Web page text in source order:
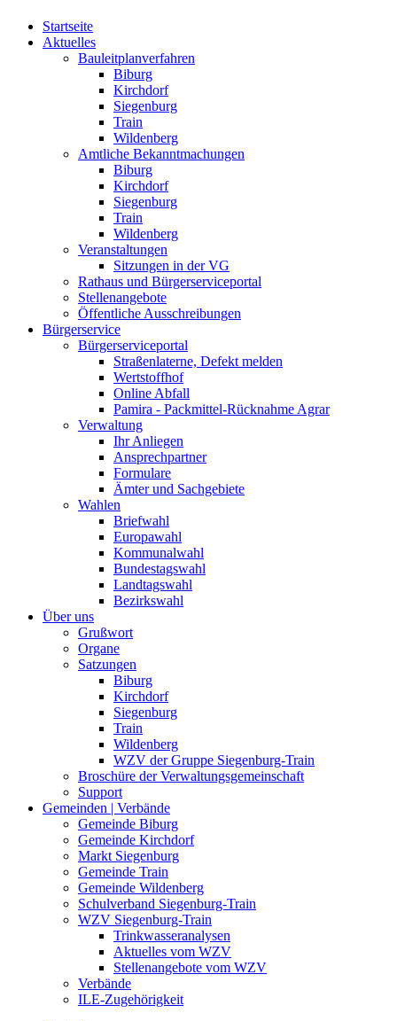
Startseite
Aktuelles
Bauleitplanverfahren
Biburg
Kirchdorf
Siegenburg
Train
Wildenberg
Amtliche Bekanntmachungen
Biburg
Kirchdorf
Siegenburg
Train
Wildenberg
Veranstaltungen
Sitzungen in der VG
Rathaus und Bürgerserviceportal
Stellenangebote
Öffentliche Ausschreibungen
Bürgerservice
Bürgerserviceportal
Straßenlaterne, Defekt melden
Wertstoffhof
Online Abfall
Pamira - Packmittel-Rücknahme Agrar
Verwaltung
Ihr Anliegen
Ansprechpartner
Formulare
Ämter und Sachgebiete
Wahlen
Briefwahl
Europawahl
Kommunalwahl
Bundestagswahl
Landtagswahl
Bezirkswahl
Über uns
Grußwort
Organe
Satzungen
Biburg
Kirchdorf
Siegenburg
Train
Wildenberg
WZV der Gruppe Siegenburg-Train
Broschüre der Verwaltungsgemeinschaft
Support
Gemeinden | Verbände
Gemeinde Biburg
Gemeinde Kirchdorf
Markt Siegenburg
Gemeinde Train
Gemeinde Wildenberg
Schulverband Siegenburg-Train
WZV Siegenburg-Train
Trinkwasseranalysen
Aktuelles vom WZV
Stellenangebote vom WZV
Verbände
ILE-Zugehörigkeit